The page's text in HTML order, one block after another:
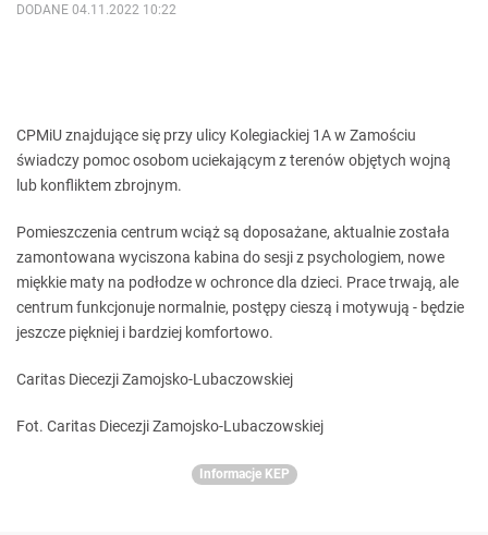
DODANE 04.11.2022 10:22
CPMiU znajdujące się przy ulicy Kolegiackiej 1A w Zamościu
świadczy pomoc osobom uciekającym z terenów objętych wojną
lub konfliktem zbrojnym.
Pomieszczenia centrum wciąż są doposażane, aktualnie została
zamontowana wyciszona kabina do sesji z psychologiem, nowe
miękkie maty na podłodze w ochronce dla dzieci. Prace trwają, ale
centrum funkcjonuje normalnie, postępy cieszą i motywują - będzie
jeszcze piękniej i bardziej komfortowo.
Caritas Diecezji Zamojsko-Lubaczowskiej
Fot. Caritas Diecezji Zamojsko-Lubaczowskiej
Informacje KEP